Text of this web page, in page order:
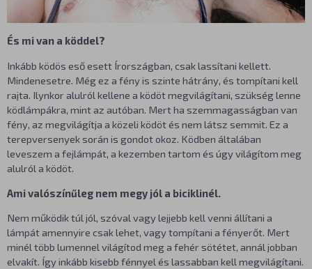
És mi van a köddel?
Inkább ködös eső esett Írországban, csak lassítani kellett.
Mindenesetre. Még ez a fény is szinte hátrány, és tompítani kell
rajta. Ilynkor alulról kellene a ködöt megvilágítani, szükség lenne
ködlámpákra, mint az autóban. Mert ha szemmagasságban van
fény, az megvilágítja a közeli ködöt és nem látsz semmit. Ez a
terepversenyek során is gondot okoz. Ködben általában
leveszem a fejlámpát, a kezemben tartom és úgy világítom meg
alulról a ködöt.
Ami valószínűleg nem megy jól a biciklinél.
Nem működik túl jól, szóval vagy lejjebb kell venni állítani a
lámpát amennyire csak lehet, vagy tompítani a fényerőt. Mert
minél több lumennel világítod meg a fehér sötétet, annál jobban
elvakít. Így inkább kisebb fénnyel és lassabban kell megvilágítani.